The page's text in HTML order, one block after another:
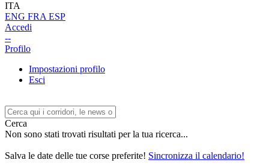
ITA
ENG FRA ESP
Accedi
--
Profilo
Impostazioni profilo
Esci
Cerca
Non sono stati trovati risultati per la tua ricerca...
Salva le date delle tue corse preferite! Sincronizza il calendario!